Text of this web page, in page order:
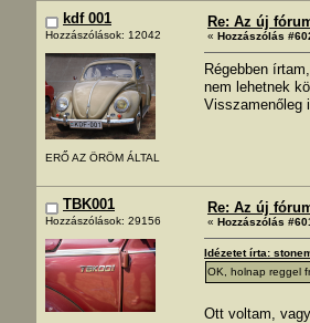
kdf 001
Hozzászólások: 12042
ERŐ AZ ÖRÖM ÁLTAL
Re: Az új
« Hozzászólás
Régebben
nem lehetnek
Visszamenőleg
TBK001
Hozzászólások: 29156
Re: Az új
« Hozzászólás
Idézetet írta:
OK, holnap reggel
Ott voltam,